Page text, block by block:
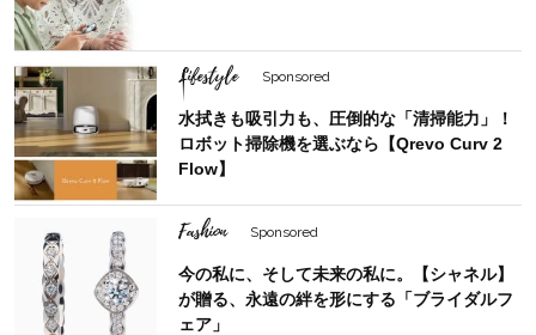
Lifestyle Sponsored
水拭きも吸引力も、圧倒的な「清掃能力」！
ロボット掃除機を選ぶなら【Qrevo Curv 2
Flow】
Fashion Sponsored
今の私に、そして未来の私に。【シャネル】
が贈る、永遠の絆を形にする「ブライダルフ
ェア」